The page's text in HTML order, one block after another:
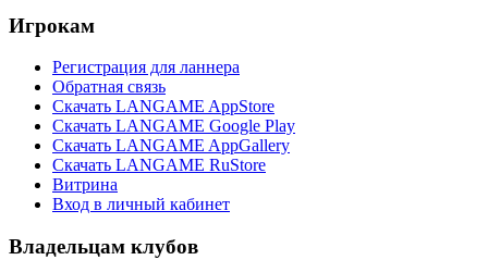
Игрокам
Регистрация для ланнера
Обратная связь
Скачать LANGAME AppStore
Скачать LANGAME Google Play
Скачать LANGAME AppGallery
Скачать LANGAME RuStore
Витрина
Вход в личный кабинет
Владельцам клубов